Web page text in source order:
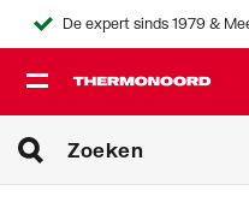
De expert sinds 1979 &